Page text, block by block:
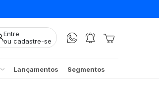
Entre
ou cadastre-se
Lançamentos Segmentos